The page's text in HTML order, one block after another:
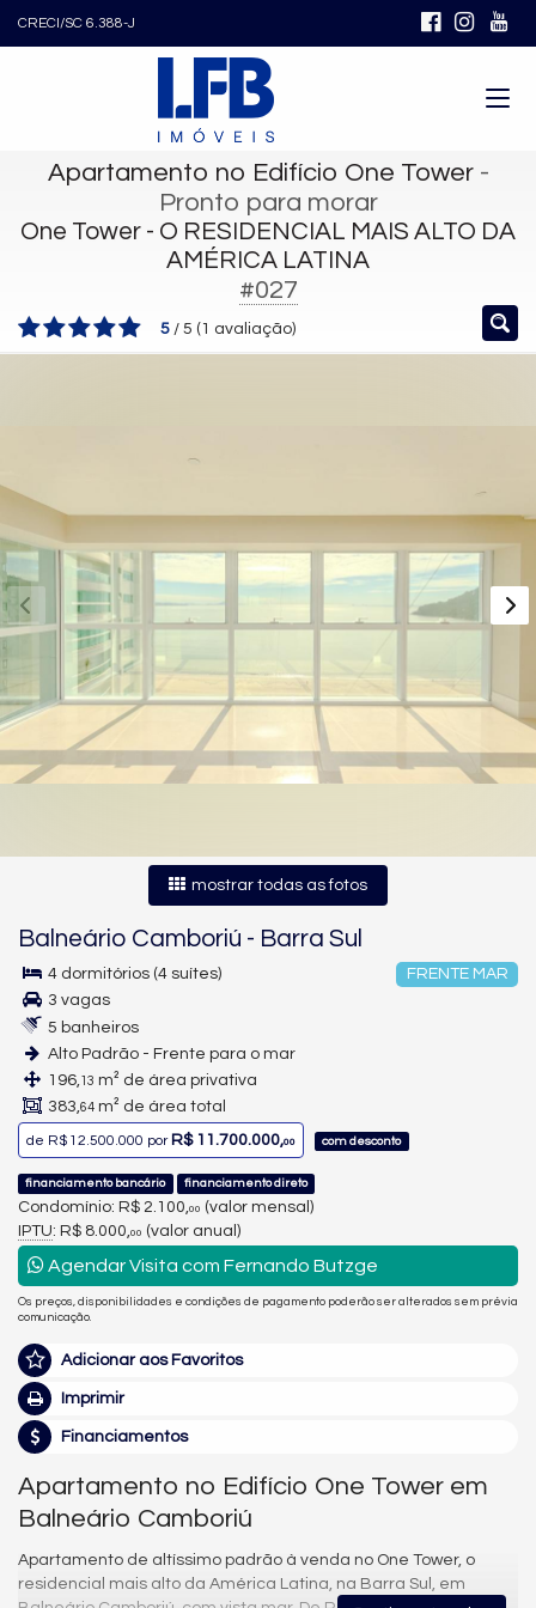
CRECI/SC 6.388-J
Apartamento no Edifício One Tower-
Pronto para morar
One Tower - O RESIDENCIAL MAIS ALTO DA
AMÉRICA LATINA
#027
5 / 5 ( 1 avaliação)
mostrar todas as fotos
Balneário Camboriú - Barra Sul
FRENTE MAR
4 dormitórios (4 suítes)
3 vagas
5 banheiros
Alto Padrão - Frente para o mar
196,13 m² de área privativa
383,64 m² de área total
de R$ 12.500.000 porR$ 11.700.000,00 com desconto
financiamento bancário financiamento direto
Condomínio: R$ 2.100, 00 (valor mensal)
IPTU: R$ 8.000, 00 (valor anual)
Agendar Visita com Fernando Butzge
Os preços, disponibilidades e condições de pagamento poderão ser alterados sem prévia
comunicação.
Adicionar aos Favoritos
Imprimir
Financiamentos
Apartamento no Edifício One Tower em
Balneário Camboriú
Apartamento de altíssimo padrão à venda no One Tower, o
residencial mais alto da América Latina, na Barra Sul, em